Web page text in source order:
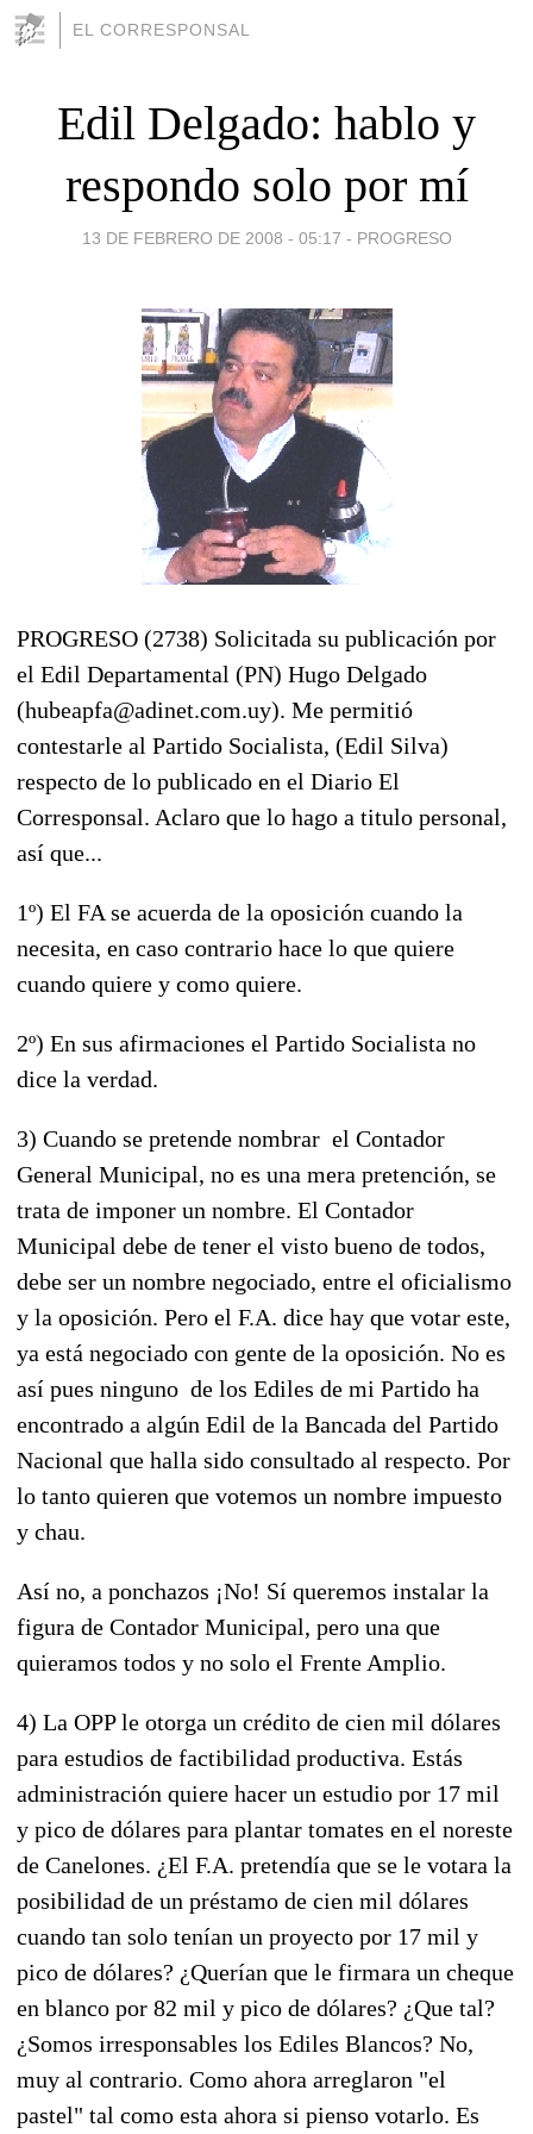
EL CORRESPONSAL
Edil Delgado: hablo y
respondo solo por mí
13 DE FEBRERO DE 2008 - 05:17 - PROGRESO
PROGRESO (2738) Solicitada su publicación por
el Edil Departamental (PN) Hugo Delgado
(hubeapfa@adinet.com.uy). Me permitió
contestarle al Partido Socialista, (Edil Silva)
respecto de lo publicado en el Diario El
Corresponsal. Aclaro que lo hago a titulo personal,
así que...
1º) El FA se acuerda de la oposición cuando la
necesita, en caso contrario hace lo que quiere
cuando quiere y como quiere.
2º) En sus afirmaciones el Partido Socialista no
dice la verdad.
3) Cuando se pretende nombrar el Contador
General Municipal, no es una mera pretención, se
trata de imponer un nombre. El Contador
Municipal debe de tener el visto bueno de todos,
debe ser un nombre negociado, entre el oficialismo
y la oposición. Pero el F.A. dice hay que votar este,
ya está negociado con gente de la oposición. No es
así pues ninguno de los Ediles de mi Partido ha
encontrado a algún Edil de la Bancada del Partido
Nacional que halla sido consultado al respecto. Por
lo tanto quieren que votemos un nombre impuesto
y chau.
Así no, a ponchazos ¡No! Sí queremos instalar la
figura de Contador Municipal, pero una que
quieramos todos y no solo el Frente Amplio.
4) La OPP le otorga un crédito de cien mil dólares
para estudios de factibilidad productiva. Estás
administración quiere hacer un estudio por 17 mil
y pico de dólares para plantar tomates en el noreste
de Canelones. ¿El F.A. pretendía que se le votara la
posibilidad de un préstamo de cien mil dólares
cuando tan solo tenían un proyecto por 17 mil y
pico de dólares? ¿Querían que le firmara un cheque
en blanco por 82 mil y pico de dólares? ¿Que tal?
¿Somos irresponsables los Ediles Blancos? No,
muy al contrario. Como ahora arreglaron "el
pastel" tal como esta ahora si pienso votarlo. Es